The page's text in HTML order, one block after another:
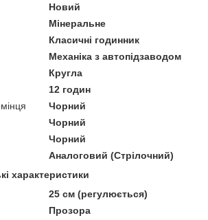
Новий
Мінеральне
Класичні годинник
Механіка з автопідзаводом
Кругла
12 годин
Чорний
Чорний
Чорний
Аналоговий (Стрілочний)
характеристики
25 см (регулюється)
Прозора